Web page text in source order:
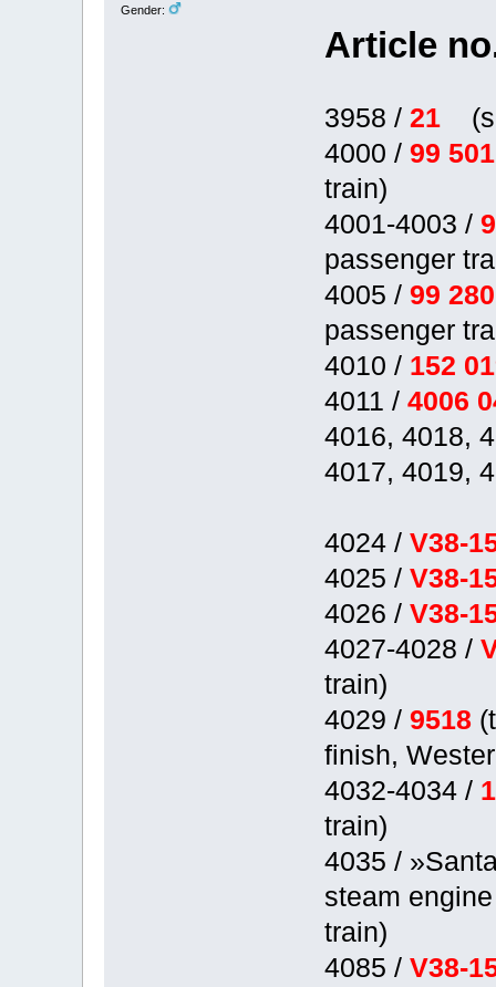
Gender:
Article
3958 /21
4000 /99
train)
4001-4003 /
passenger
4005 /99
passenger
4010 / 152
4011 /4006
4016, 4018,
4017, 4019,
4024 /V38-
4025 / V38-
4026 /V38-
4027-4028 /
train)
4029 /9518
finish,
4032-4034 /
train)
4035 /
steam
train)
4085 /V38-